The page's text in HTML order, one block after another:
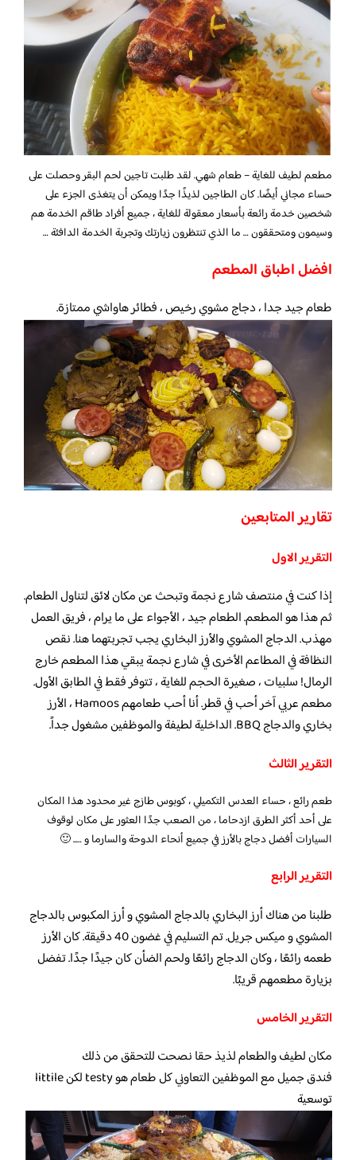
مطعم لطيف للغاية – طعام شهي. لقد طلبت تاجين لحم البقر وحصلت على
حساء مجاني أيضًا. كان الطاجين لذيذًا جدًا ويمكن أن يتغذى الجزء على
شخصين خدمة رائعة بأسعار معقولة للغاية ، جميع أفراد طاقم الخدمة هم
وسيمون ومتحققون … ما الذي تنتظرون زيارتك وتجربة الخدمة الدافئة …
افضل اطباق المطعم
طعام جيد جدا ، دجاج مشوي رخيص ، فطائر هاواشي ممتازة.
تقارير المتابعين
التقرير الاول
إذا كنت في منتصف شارع نجمة وتبحث عن مكان لائق لتناول الطعام.
ثم هذا هو المطعم. الطعام جيد ، الأجواء على ما يرام ، فريق العمل
مهذب. الدجاج المشوي والأرز البخاري يجب تجربتهما هنا. نقص
النظافة في المطاعم الأخرى في شارع نجمة يبقي هذا المطعم خارج
الرمال! سلبيات ، صغيرة الحجم للغاية ، تتوفر فقط في الطابق الأول.
مطعم عربي آخر أحب في قطر. أنا أحب طعامهم Hamoos ، الأرز
بخاري والدجاج BBQ. الداخلية لطيفة والموظفين مشغول جداً.
التقرير الثالث
طعم رائع ، حساء العدس التكميلي ، كوبوس طازج غير محدود هذا المكان
على أحد أكثر الطرق ازدحاما ، من الصعب جدًا العثور على مكان لوقوف
السيارات أفضل دجاج بالأرز في جميع أنحاء الدوحة والسارما و ….. 🙂
التقرير الرابع
طلبنا من هناك أرز البخاري بالدجاج المشوي و أرز المكبوس بالدجاج
المشوي و ميكس جريل. تم التسليم في غضون 40 دقيقة. كان الأرز
طعمه رائعًا ، وكان الدجاج رائعًا ولحم الضأن كان جيدًا جدًا. تفضل
بزيارة مطعمهم قريبًا.
التقرير الخامس
مكان لطيف والطعام لذيذ حقا نصحت للتحقق من ذلك
فندق جميل مع الموظفين التعاوني كل طعام هو testy لكن littile
توسعية